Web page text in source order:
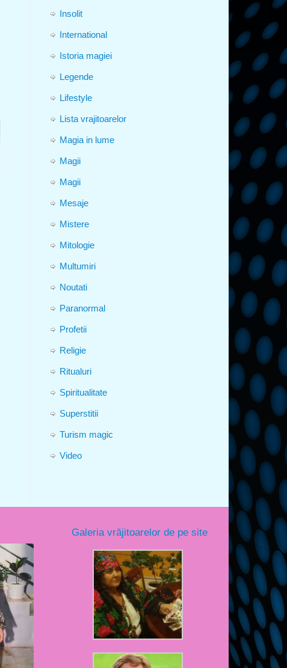
Insolit
International
Istoria magiei
Legende
Lifestyle
Lista vrajitoarelor
Magia in lume
Magii
Magii
Mesaje
Mistere
Mitologie
Multumiri
Noutati
Paranormal
Profetii
Religie
Ritualuri
Spiritualitate
Superstitii
Turism magic
Video
Galeria vrăjitoarelor de pe site